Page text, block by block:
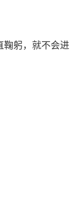
鞠躬，就不会进